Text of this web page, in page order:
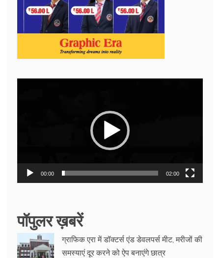
00:00 02:00
पॉपुलर ख़बरें
ग्राफिक एरा में डॉक्टर्स एंड डेवलपर्स मीट, मरीजों की
समस्याएं दूर करने को ऐप बनाएंगे छात्र